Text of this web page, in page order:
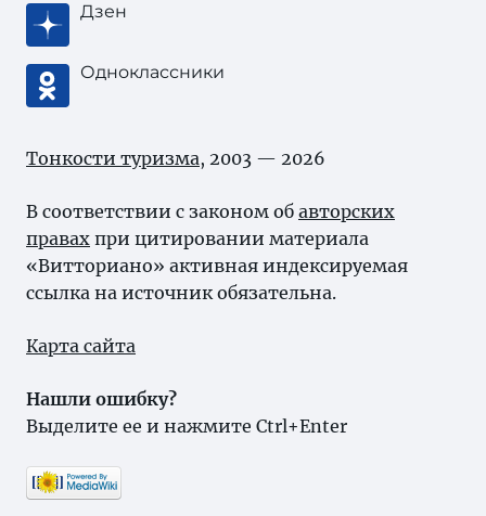
Дзен
Одноклассники
Тонкости туризма, 2003 — 2026
В соответствии с законом об авторских
правах при цитировании материала
«Витториано» активная индексируемая
ссылка на источник обязательна.
Карта сайта
Нашли ошибку?
Выделите ее и нажмите Ctrl+Enter